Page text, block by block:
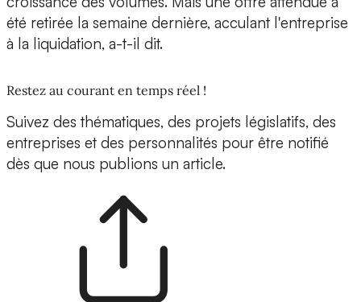
été retirée la semaine dernière, acculant l'entreprise
à la liquidation, a-t-il dit.
Restez au courant en temps réel !
Suivez des thématiques, des projets législatifs, des
entreprises et des personnalités pour être notifié
dès que nous publions un article.